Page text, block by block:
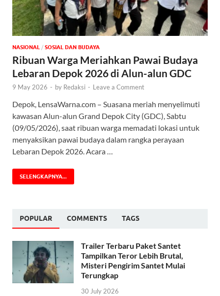
NASIONAL / SOSIAL DAN BUDAYA
Ribuan Warga Meriahkan Pawai Budaya
Lebaran Depok 2026 di Alun-alun GDC
9 May 2026 - by Redaksi - Leave a Comment
Depok, LensaWarna.com – Suasana meriah menyelimuti
kawasan Alun-alun Grand Depok City (GDC), Sabtu
(09/05/2026), saat ribuan warga memadati lokasi untuk
menyaksikan pawai budaya dalam rangka perayaan
Lebaran Depok 2026. Acara …
SELENGKAPNYA...
POPULAR COMMENTS TAGS
Trailer Terbaru Paket Santet
Tampilkan Teror Lebih Brutal,
Misteri Pengirim Santet Mulai
Terungkap
30 July 2026